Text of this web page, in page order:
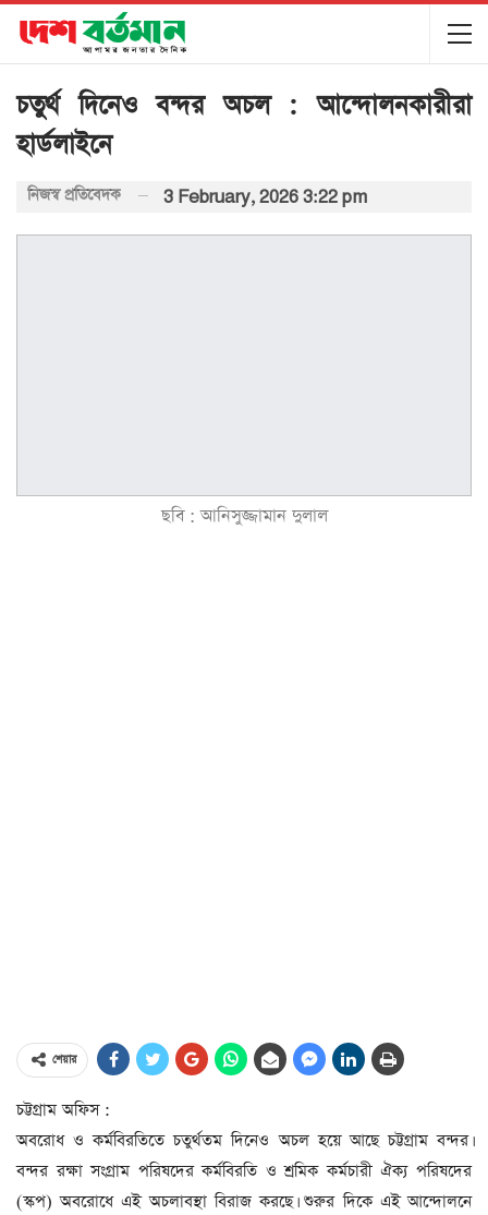
চতুর্থ দিনেও বন্দর অচল : আন্দোলনকারীরা
হার্ডলাইনে
নিজস্ব প্রতিবেদক 3 February, 2026 3:22 pm
ছবি : আনিসুজ্জামান দুলাল
শেয়ার
চট্টগ্রাম অফিস :
অবরোধ ও কর্মবিরতিতে চতুর্থতম দিনেও অচল হয়ে আছে চট্টগ্রাম বন্দর।
বন্দর রক্ষা সংগ্রাম পরিষদের কর্মবিরতি ও শ্রমিক কর্মচারী ঐক্য পরিষদের
(স্কপ) অবরোধে এই অচলাবস্থা বিরাজ করছে। শুরুর দিকে এই আন্দোলনে